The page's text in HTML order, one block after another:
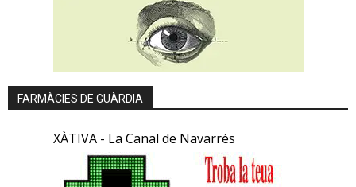
FARMÀCIES DE GUÀRDIA
XÀTIVA - La Canal de Navarrés